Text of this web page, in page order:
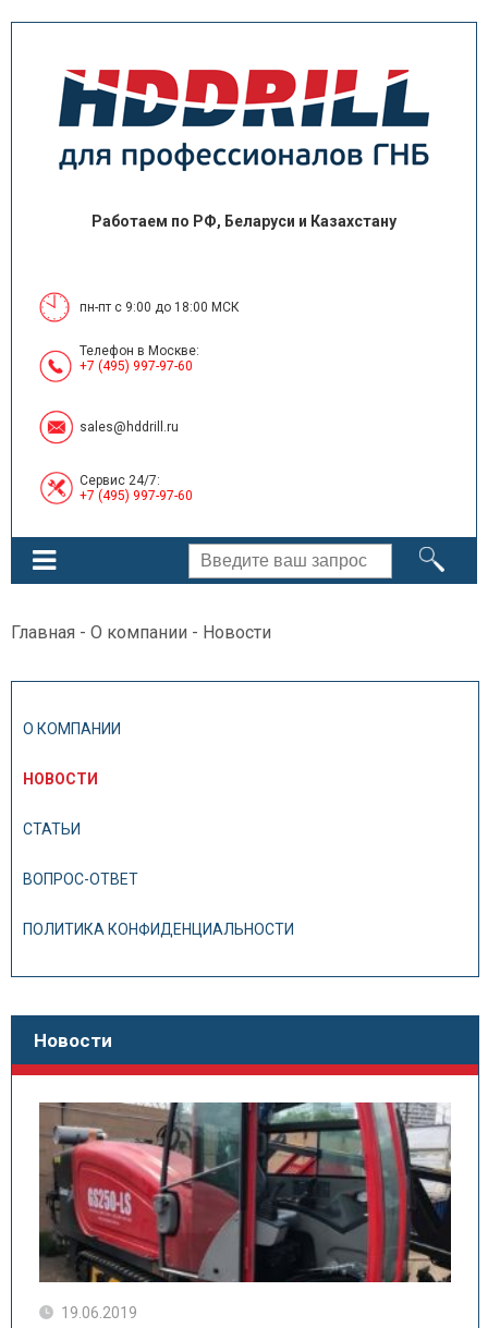
Работаем по РФ, Беларуси и Казахстану
пн-пт с 9:00 до 18:00 МСК
Телефон в Москве:
+7 (495) 997-97-60
sales@hddrill.ru
Сервис 24/7:
+7 (495) 997-97-60
Главная - О компании - Новости
О КОМПАНИИ
НОВОСТИ
СТАТЬИ
ВОПРОС-ОТВЕТ
ПОЛИТИКА КОНФИДЕНЦИАЛЬНОСТИ
Новости
19.06.2019